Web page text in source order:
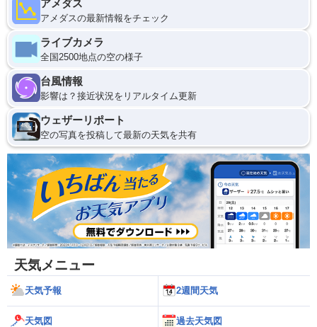
アメダス
アメダスの最新情報をチェック
ライブカメラ
全国2500地点の空の様子
台風情報
影響は？接近状況をリアルタイム更新
ウェザーリポート
空の写真を投稿して最新の天気を共有
天気メニュー
天気予報 2週間天気
天気図 過去天気図